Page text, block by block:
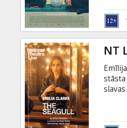
Uzkodas
B2B
Kino
Klubs
NT